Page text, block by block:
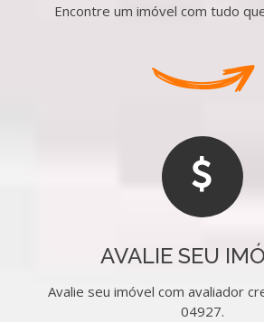
Encontre um imóvel com tudo
AVALIE SEU
Avalie seu imóvel com avaliador
04927.